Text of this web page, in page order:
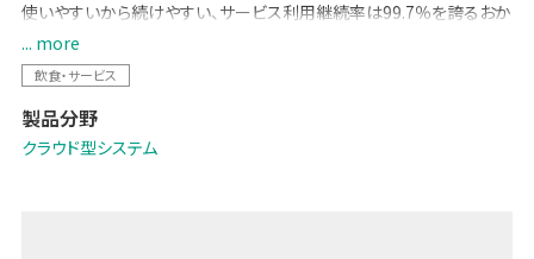
使いやすいから続けやすい、サービス利用継続率は99.7％を誇るおか
げさまで市場シェアNo.1の勤怠管理システムです。
ブランドWebサイト:
ッチオンタイム）」
... more
飲食・サービス
製品分野
クラウド型システム